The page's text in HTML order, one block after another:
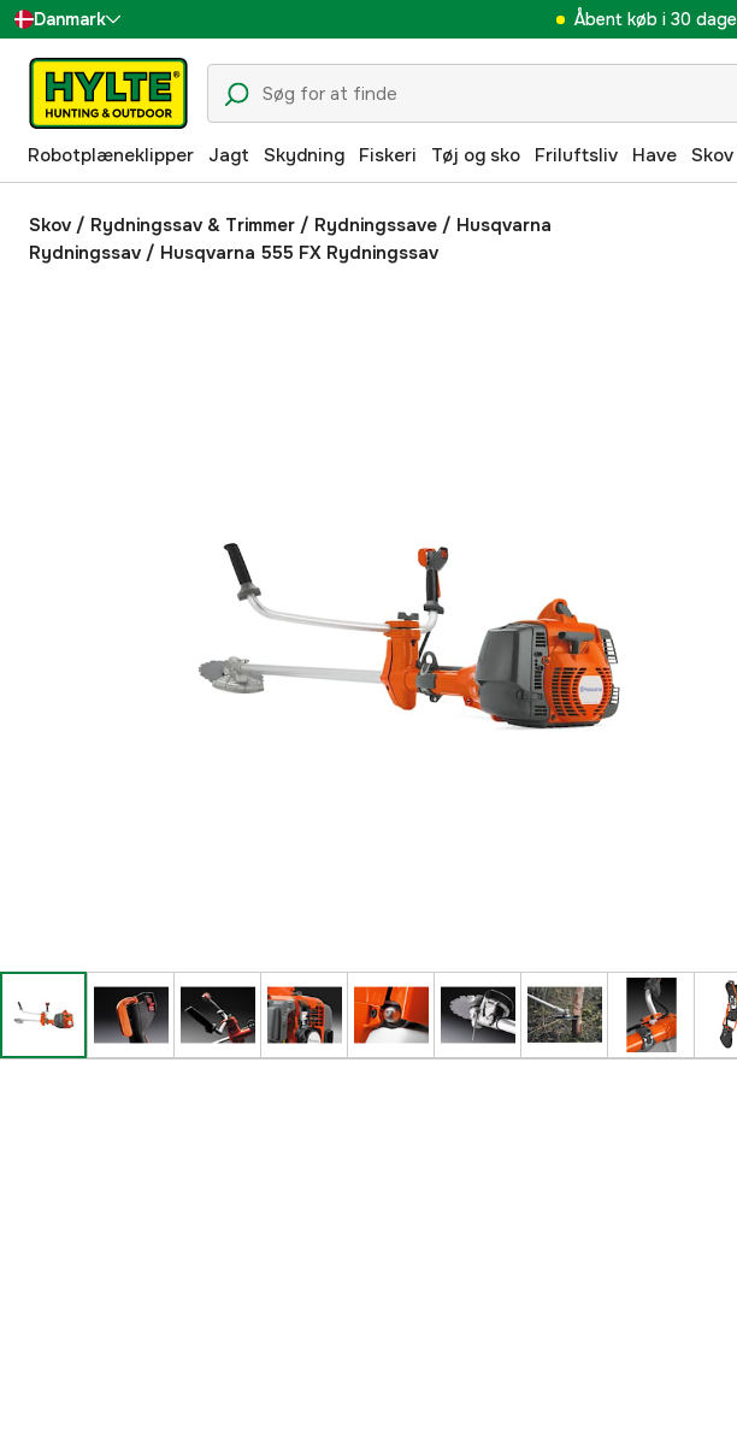
Danmark
Sverige
Suomi
Norge
Deutschland
Åbent køb i 30 dage
Robotplæneklipper Jagt Skydning Fiskeri Tøj og sko Friluftsliv Have Skov
Skov / Rydningssav & Trimmer / Rydningssave / Husqvarna
Rydningssav / Husqvarna 555 FX Rydningssav